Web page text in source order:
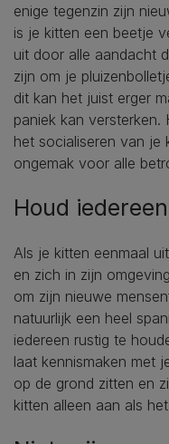
enige tegenzin zijn
is je kitten een beetje
uit door alle aandacht
zijn om je
dit kan het juist erger
paniek kan
het socialiseren van je
ongemak voor alle
Houd
Als je kitten eenmaal
en zich in zijn
om zijn nieuwe
natuurlijk een heel
iedereen rustig te
laat kennismaken met
op de grond zitten en
kitten alleen aan als